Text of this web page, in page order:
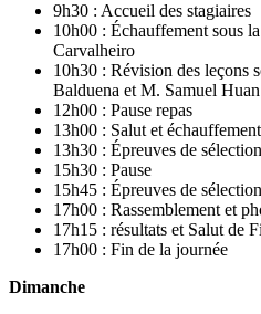
9h30 : Accueil des stagiaires
10h00 : Échauffement sous
Carvalheiro
10h30 : Révision des leçons
Balduena et M. Samuel Huan
12h00 : Pause repas
13h00 : Salut et
13h30 : Épreuves de sélection
15h30 : Pause
15h45 : Épreuves de sélection
17h00 : Rassemblement et
17h15 : résultats et Salut de
17h00 : Fin de la journée
Dimanche